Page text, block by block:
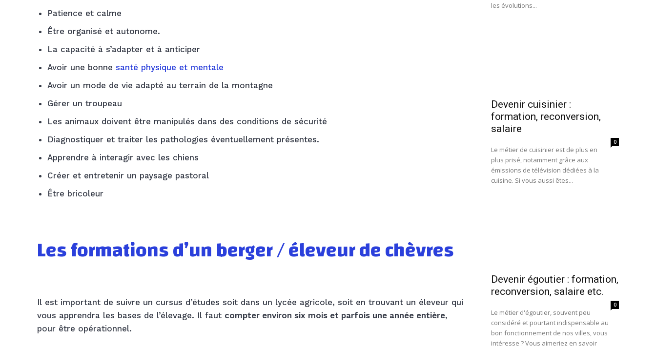
Patience et calme
Être organisé et autonome.
La capacité à s’adapter et à anticiper
Avoir une bonne santé physique et mentale
Avoir un mode de vie adapté au terrain de la montagne
Gérer un troupeau
Les animaux doivent être manipulés dans des conditions de sécurité
Diagnostiquer et traiter les pathologies éventuellement présentes.
Apprendre à interagir avec les chiens
Créer et entretenir un paysage pastoral
Être bricoleur
Les formations d’unberger / éleveur de chèvres
Il est important de suivre un cursus d’études soit dans un lycée agricole, soit en trouvant un éleveur qui
vous apprendra les bases de l’élevage. Il faut compter environ six mois et parfois une année entière,
pour être opérationnel.
les évolutions...
Devenir cuisinier :
formation, reconversion,
salaire
0
Le métier de cuisinier est de plus en
plus prisé, notamment grâce aux
émissions de télévision dédiées à la
cuisine. Si vous aussi êtes...
Devenir égoutier : formation,
reconversion, salaire etc.
0
Le métier d'égoutier, souvent peu
considéré et pourtant indispensable au
bon fonctionnement de nos villes, vous
intéresse ? Vous aimeriez en savoir